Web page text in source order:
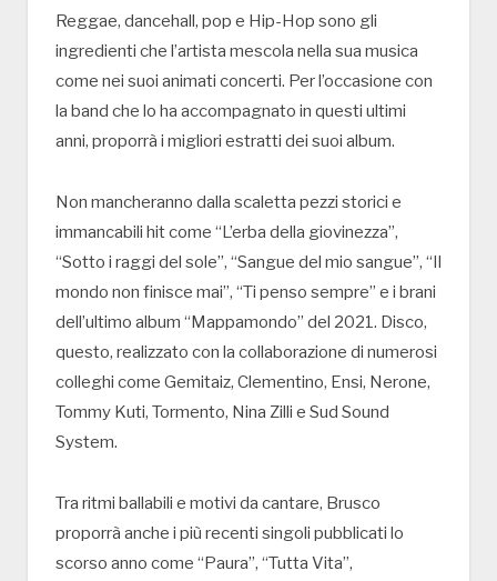
Reggae, dancehall, pop e Hip-Hop sono gli
ingredienti che l’artista mescola nella sua musica
come nei suoi animati concerti. Per l’occasione con
la band che lo ha accompagnato in questi ultimi
anni, proporrà i migliori estratti dei suoi album.
Non mancheranno dalla scaletta pezzi storici e
immancabili hit come “L’erba della giovinezza”,
“Sotto i raggi del sole”, “Sangue del mio sangue”, “Il
mondo non finisce mai”, “Ti penso sempre” e i brani
dell’ultimo album “Mappamondo” del 2021. Disco,
questo, realizzato con la collaborazione di numerosi
colleghi come Gemitaiz, Clementino, Ensi, Nerone,
Tommy Kuti, Tormento, Nina Zilli e Sud Sound
System.
Tra ritmi ballabili e motivi da cantare, Brusco
proporrà anche i più recenti singoli pubblicati lo
scorso anno come “Paura”, “Tutta Vita”,